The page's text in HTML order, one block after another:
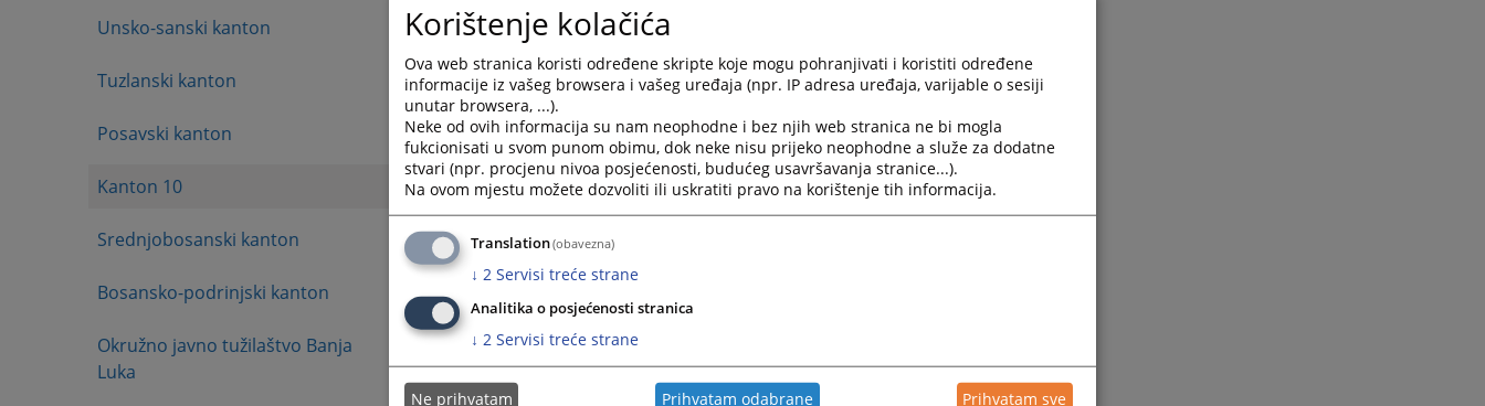
Unsko-sanski kanton
Tuzlanski kanton
Posavski kanton
Kanton 10
Srednjobosanski kanton
Bosansko-podrinjski kanton
Okružno javno tužilaštvo Banja
Luka
Korištenje kolačića
Ova web stranica koristi određene skripte koje mogu pohranjivati i koristiti određene
informacije iz vašeg browsera i vašeg uređaja (npr. IP adresa uređaja, varijable o sesiji
unutar browsera, ...).
Neke od ovih informacija su nam neophodne i bez njih web stranica ne bi mogla
fukcionisati u svom punom obimu, dok neke nisu prijeko neophodne a služe za dodatne
stvari (npr. procjenu nivoa posjećenosti, budućeg usavršavanja stranice...).
Na ovom mjestu možete dozvoliti ili uskratiti pravo na korištenje tih informacija.
Translation(obavezna)
↓ 2 Servisi treće strane
Analitika o posjećenosti stranica
↓ 2 Servisi treće strane
Ne prihvatam Prihvatam odabrane Prihvatam sve